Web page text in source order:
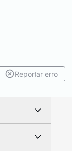
Reportar erro